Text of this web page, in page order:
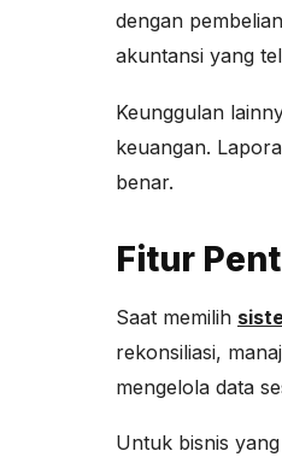
dengan
akuntansi yang
Keunggulan
keuangan.
benar.
Fitur
Saat memilih
rekonsiliasi,
mengelola data
Untuk bisnis